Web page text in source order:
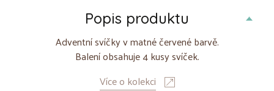
Popis produktu
Adventní svíčky v matné červené barvě.
Balení obsahuje 4 kusy svíček.
Více o kolekci